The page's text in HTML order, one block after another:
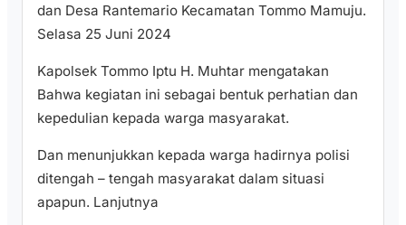
dan Desa Rantemario Kecamatan Tommo Mamuju.
Selasa 25 Juni 2024
Kapolsek Tommo Iptu H. Muhtar mengatakan
Bahwa kegiatan ini sebagai bentuk perhatian dan
kepedulian kepada warga masyarakat.
Dan menunjukkan kepada warga hadirnya polisi
ditengah – tengah masyarakat dalam situasi
apapun. Lanjutnya